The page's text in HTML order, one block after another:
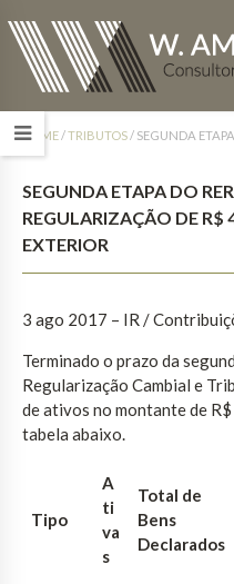
HOME/TRIBUTOS/ SEGUNDA
SEGUNDA ETAPA DO
REGULARIZAÇÃO DE R$
EXTERIOR
3 ago 2017 – IR /
Terminado o prazo da
Regularização Cambial e
de ativos no montante de
tabela abaixo.
Tipo
A
ti
va
s
Total de
Bens
Declarados